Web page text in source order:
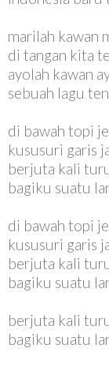
marilah kawan
di tangan kita
ayolah kawan
sebuah lagu
di bawah topi
kususuri garis
berjuta kali
bagiku suatu
di bawah topi
kususuri garis
berjuta kali
bagiku suatu
berjuta kali
bagiku suatu